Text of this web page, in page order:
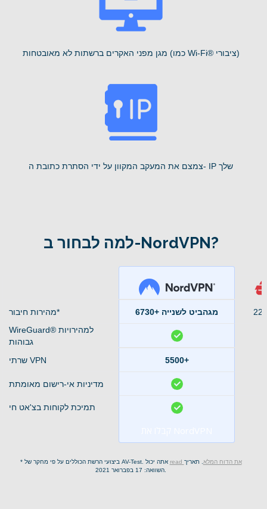
מגן מפני האקרים ברשתות לא מאובטחות (כמו Wi-Fi® ציבורי)
צמצם את המעקב המקוון על ידי הסתרת כתובת ה- IP שלך
למה לבחור ב-NordVPN?
מהירות חיבור*
6730+ מגהביט לשנייה
WireGuard® למהירויות
גבוהות
שרתי VPN
5500+
מדיניות אי-רישום מאומתת
תמיכת לקוחות בצ'אט חי
* ביצועי הרשת הכוללים על פי מחקר של AV-Test. אתה יכול read את הדוח המלא. תאריך
השוואה: 17 בפברואר 2021.